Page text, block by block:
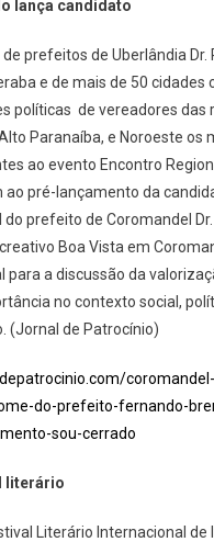
lança candidato
prefeitos de Uberlândia Dr.
e de mais de 50 cidades
políticas de vereadores das
Paranaíba, e Noroeste os
ao evento Encontro
ao pré-lançamento da
prefeito de Coromandel
Boa Vista em
para a discussão da
no contexto social,
(Jornal de Patrocínio)
do-prefeito-fernando-
sou-cerrado
literário
Literário Internacional de